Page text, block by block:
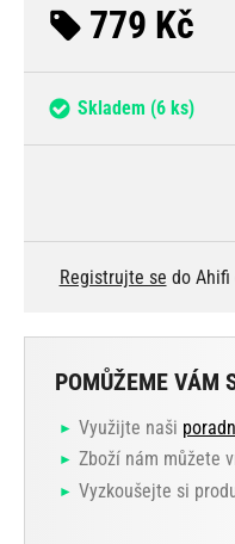
779 Kč
Skladem (6 ks)
Registrujte se do Ahifi
POMŮŽEME VÁM
Využijte naši
Zboží nám můžete
Vyzkoušejte si